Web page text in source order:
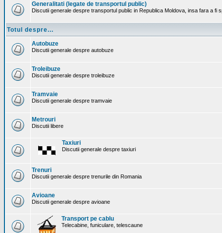
Generalitati (legate de transportul public)
Discutii generale despre transportul public in Republica Moldova, insa fara a fi
Totul despre...
Autobuze
Discutii generale despre autobuze
Troleibuze
Discutii generale despre troleibuze
Tramvaie
Discutii generale despre tramvaie
Metrouri
Discutii libere
Taxiuri
Discutii generale despre taxiuri
Trenuri
Discutii generale despre trenurile din Romania
Avioane
Discutii generale despre avioane
Transport pe cablu
Telecabine, funiculare, telescaune